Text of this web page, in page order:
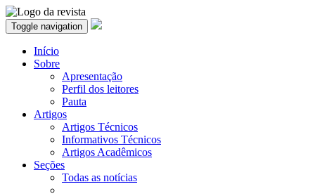
Toggle navigation
Início
Sobre
Apresentação
Perfil dos leitores
Pauta
Artigos
Artigos Técnicos
Informativos Técnicos
Artigos Acadêmicos
Seções
Todas as notícias